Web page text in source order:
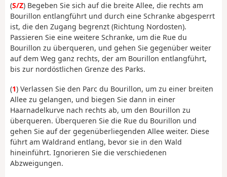
(S/Z) Begeben Sie sich auf die breite Allee, die rechts am
Bourillon entlangführt und durch eine Schranke abgesperrt
ist, die den Zugang begrenzt (Richtung Nordosten).
Passieren Sie eine weitere Schranke, um die Rue du
Bourillon zu überqueren, und gehen Sie gegenüber weiter
auf dem Weg ganz rechts, der am Bourillon entlangführt,
bis zur nordöstlichen Grenze des Parks.
(1) Verlassen Sie den Parc du Bourillon, um zu einer breiten
Allee zu gelangen, und biegen Sie dann in einer
Haarnadelkurve nach rechts ab, um den Bourillon zu
überqueren. Überqueren Sie die Rue du Bourillon und
gehen Sie auf der gegenüberliegenden Allee weiter. Diese
führt am Waldrand entlang, bevor sie in den Wald
hineinführt. Ignorieren Sie die verschiedenen
Abzweigungen.